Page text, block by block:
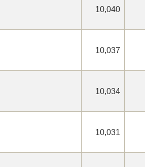
10,040
10,037
10,034
10,031